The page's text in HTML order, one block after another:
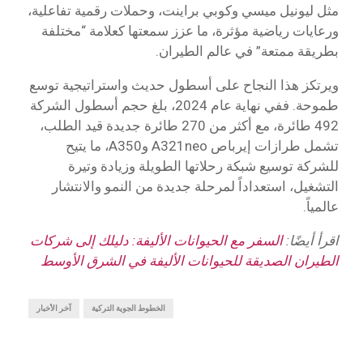
مثل ليونيل ميسي وكوبي براينت، وحملات رقمية تفاعلية،
ورعايات رياضية مؤثرة، ما عزز سمعتها كعلامة “مختلفة
بطريقة ممتعة” في عالم الطيران.
ويرتكز هذا النجاح على أسطول حديث واستراتيجية توسع
طموحة. ففي نهاية عام 2024، بلغ حجم أسطول الشركة
492 طائرة، مع أكثر من 270 طائرة جديدة قيد الطلب،
تشمل طرازات إيرباص A321neo وA350، ما يتيح
للشركة توسيع شبكة رحلاتها الطويلة وزيادة وتيرة
التشغيل، استعداداً لمرحلة جديدة من النمو والانتشار
عالمياً.
اقرأ أيضًا:السفر مع الحيوانات الأليفة: دليلك إلى شركات
الطيران الصديقة للحيوانات الأليفة في الشرق الأوسط
آخر الأخبار الخطوط الجوية التركية